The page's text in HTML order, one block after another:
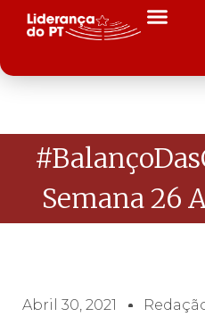
Semana 26
Abril 30, 2021